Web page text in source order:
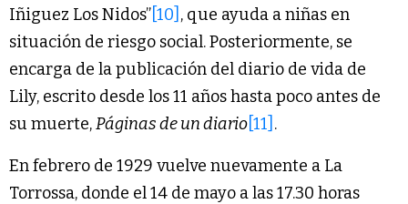
Iñiguez Los Nidos” [10] , que ayuda a niñas en
situación de riesgo social. Posteriormente, se
encarga de la publicación del diario de vida de
Lily, escrito desde los 11 años hasta poco antes de
su muerte,Páginas de un diario [11] .
En febrero de 1929 vuelve nuevamente a La
Torrossa, donde el 14 de mayo a las 17.30 horas